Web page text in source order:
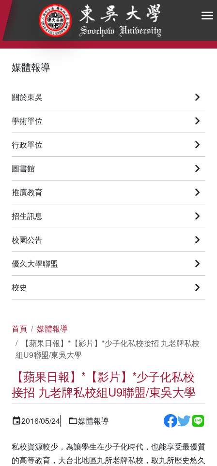
:::
媒體報導
關於東吳
學術單位
行政單位
圖書館
推廣教育
招生訊息
校園公告
優久大學聯盟
校史
首頁
媒體報導
【蘋果日報】*【影片】*少子化私校接招 九老牌私校
組U9聯盟/東吳大學
【蘋果日報】*【影片】*少子化私校
接招 九老牌私校組U9聯盟/東吳大學
2016/05/24 媒體報導
私校資源較少，為讓學生在少子化時代，也能享受最優質
的高等教育，大台北地區九所老牌私校，取九所歷史悠久